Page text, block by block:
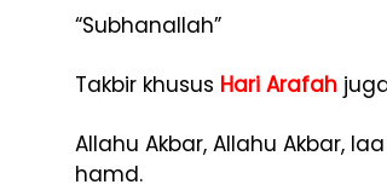
“Subhanallah”
Takbir khusus Hari Arafah
Allahu Akbar, Allahu Akbar,
hamd.